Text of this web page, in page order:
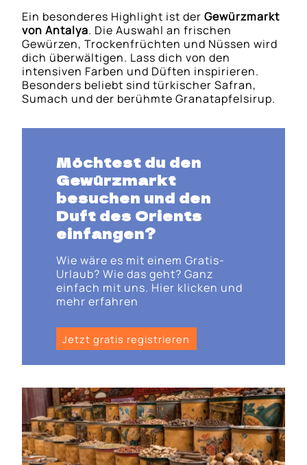
Ein besonderes Highlight ist derGewürzmarkt
von Antalya. Die Auswahl an frischen
Gewürzen, Trockenfrüchten und Nüssen wird
dich überwältigen. Lass dich von den
intensiven Farben und Düften inspirieren.
Besonders beliebt sind türkischer Safran,
Sumach und der berühmte Granatapfelsirup.
Möchtest du den
Gewürzmarkt
besuchen und den
Duft des Orients
einfangen?
Wie wäre es mit einem Gratis-
Urlaub? Wie das geht? Ganz
einfach mit uns. Hier klicken und
mehr erfahren
Jetzt gratis registrieren